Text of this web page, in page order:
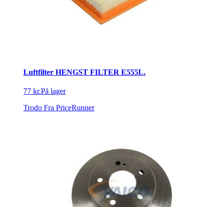
Luftfilter HENGST FILTER E555L.
77 kr.På lager
Trodo Fra PriceRunner